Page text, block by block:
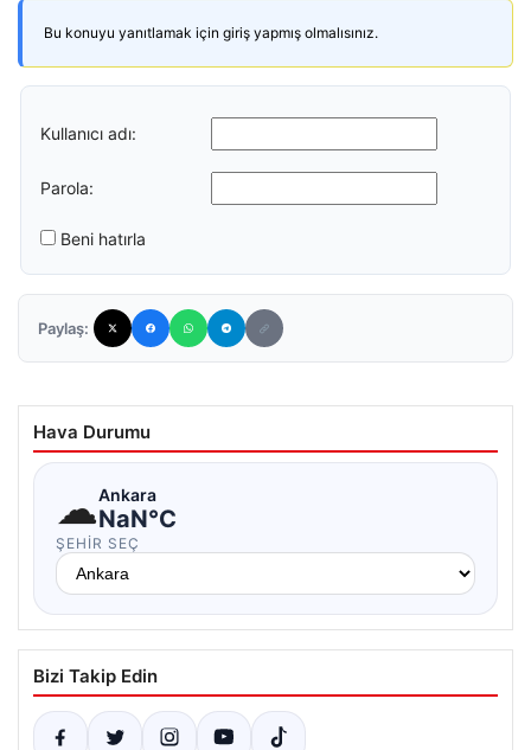
Bu konuyu yanıtlamak için giriş yapmış olmalısınız.
Kullanıcı adı:
Parola:
Beni hatırla
Paylaş:
Hava Durumu
☁Ankara
NaN°C
ŞEHIR SEÇ
Bizi Takip Edin